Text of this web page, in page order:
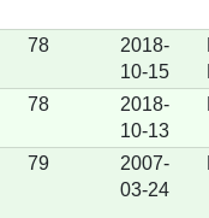
78
2018-
10-15
78
2018-
10-13
79
2007-
03-24